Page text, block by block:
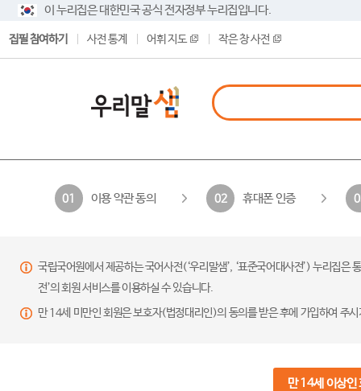
이 누리집은 대한민국 공식 전자정부 누리집입니다.
집필 참여하기 사전 통계 어휘 지도 작은 창 사전
01 이용 약관 동의 02 휴대폰 인증
국립국어원에서 제공하는 국어사전(‘우리말샘’, ‘표준국어대사전’) 누리집
전’의 회원 서비스를 이용하실 수 있습니다.
만 14세 미만인 회원은 보호자(법정대리인)의 동의를 받은 후에 가입하여 주
만 14세 이상인